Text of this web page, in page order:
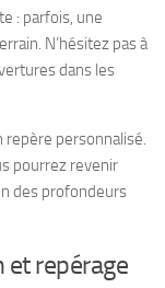
: parfois, une
N’hésitez pas à
dans les
repère personnalisé.
pourrez revenir
des profondeurs
et repérage